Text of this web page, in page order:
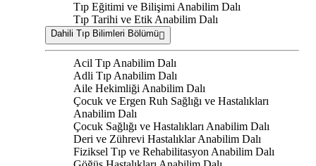
Tıp Eğitimi ve Bilişimi Anabilim Dalı
Tıp Tarihi ve Etik Anabilim Dalı
Dahili Tıp Bilimleri Bölümü
Acil Tıp Anabilim Dalı
Adli Tıp Anabilim Dalı
Aile Hekimliği Anabilim Dalı
Çocuk ve Ergen Ruh Sağlığı ve Hastalıkları
Anabilim Dalı
Çocuk Sağlığı ve Hastalıkları Anabilim Dalı
Deri ve Zührevi Hastalıklar Anabilim Dalı
Fiziksel Tıp ve Rehabilitasyon Anabilim Dalı